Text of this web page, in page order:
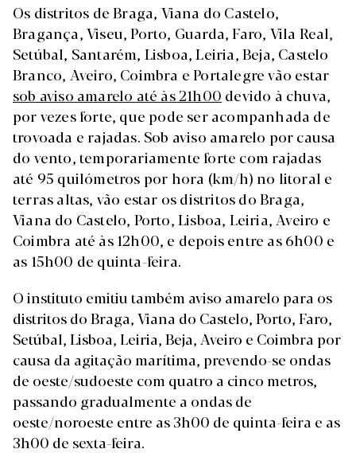
Os distritos de Braga, Viana do Castelo,
Bragança, Viseu, Porto, Guarda, Faro, Vila Real,
Setúbal, Santarém, Lisboa, Leiria, Beja, Castelo
Branco, Aveiro, Coimbra e Portalegre vão estar
sob aviso amarelo até às 21h00 devido à chuva,
por vezes forte, que pode ser acompanhada de
trovoada e rajadas. Sob aviso amarelo por causa
do vento, temporariamente forte com rajadas
até 95 quilómetros por hora (km/h) no litoral e
terras altas, vão estar os distritos do Braga,
Viana do Castelo, Porto, Lisboa, Leiria, Aveiro e
Coimbra até às 12h00, e depois entre as 6h00 e
as 15h00 de quinta-feira.
O instituto emitiu também aviso amarelo para os
distritos do Braga, Viana do Castelo, Porto, Faro,
Setúbal, Lisboa, Leiria, Beja, Aveiro e Coimbra por
causa da agitação marítima, prevendo-se ondas
de oeste/sudoeste com quatro a cinco metros,
passando gradualmente a ondas de
oeste/noroeste entre as 3h00 de quinta-feira e as
3h00 de sexta-feira.